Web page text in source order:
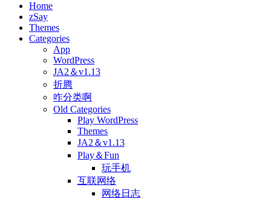
Home
zSay
Themes
Categories
App
WordPress
JA2＆v1.13
折腾
咋分类啊
Old Categories
Play WordPress
Themes
JA2＆v1.13
Play＆Fun
玩手机
互联网络
网络日志